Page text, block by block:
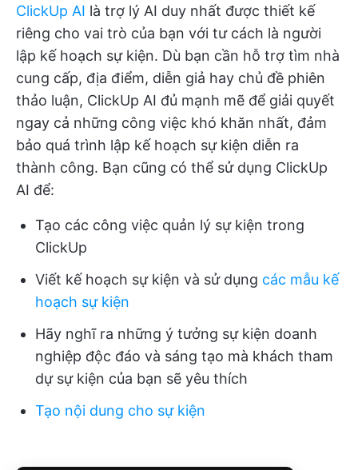
ClickUp AI là trợ lý AI duy nhất được thiết kế
riêng cho vai trò của bạn với tư cách là người
lập kế hoạch sự kiện. Dù bạn cần hỗ trợ tìm nhà
cung cấp, địa điểm, diễn giả hay chủ đề phiên
thảo luận, ClickUp AI đủ mạnh mẽ để giải quyết
ngay cả những công việc khó khăn nhất, đảm
bảo quá trình lập kế hoạch sự kiện diễn ra
thành công. Bạn cũng có thể sử dụng ClickUp
AI để:
Tạo các công việc quản lý sự kiện trong
ClickUp
Viết kế hoạch sự kiện và sử dụng các mẫu kế
hoạch sự kiện
Hãy nghĩ ra những ý tưởng sự kiện doanh
nghiệp độc đáo và sáng tạo mà khách tham
dự sự kiện của bạn sẽ yêu thích
Tạo nội dung cho sự kiện